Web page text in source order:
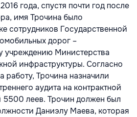
года, спустя почти год после
имя Трочина было
сотрудников Государственной
дорог –
учреждению Министерства
инфраструктуры. Согласно
работу, Трочина назначили
аудита на контрактной
5500 леев. Трочин должен был
Даниэлу Маева, которая